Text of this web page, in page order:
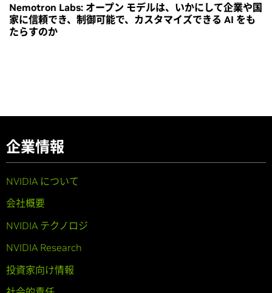
Nemotron Labs: オープン モデルは、いかにして企業や国
家に信頼でき、制御可能で、カスタマイズできる AI をも
たらすのか
企業情報
NVIDIA について
会社概要
NVIDIA テクノロジ
NVIDIA Research
投資家向け情報